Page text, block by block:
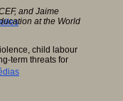
and Jaime
at the World
child labour
term threats for